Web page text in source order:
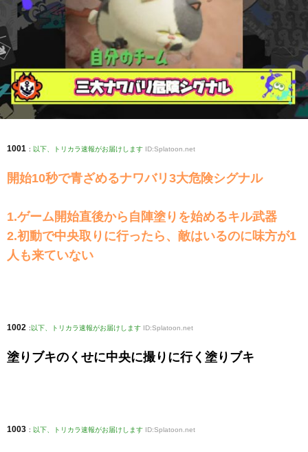
1001 : 以下、トリカラ速報がお届けします ID:Splatoon.net
開始10秒で青ざめるナワバリ3大危険シグナル
1.ゲーム開始直後から自陣塗りを始めるキル武器
2.初動で中央取りに行ったら、敵はいるのに味方が1
人も来ていない
1002 : 以下、トリカラ速報がお届けします ID:Splatoon.net
塗りブキのくせに中央に撮りに行く塗りブキ
1003 : 以下、トリカラ速報がお届けします ID:Splatoon.net